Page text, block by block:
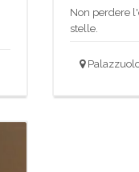
Non perdere
stelle.